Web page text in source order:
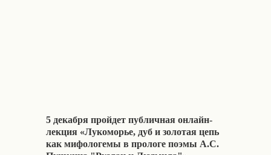
5 декабря пройдет публичная онлайн-
лекция «Лукоморье, дуб и золотая цепь
как мифологемы в прологе поэмы А.С.